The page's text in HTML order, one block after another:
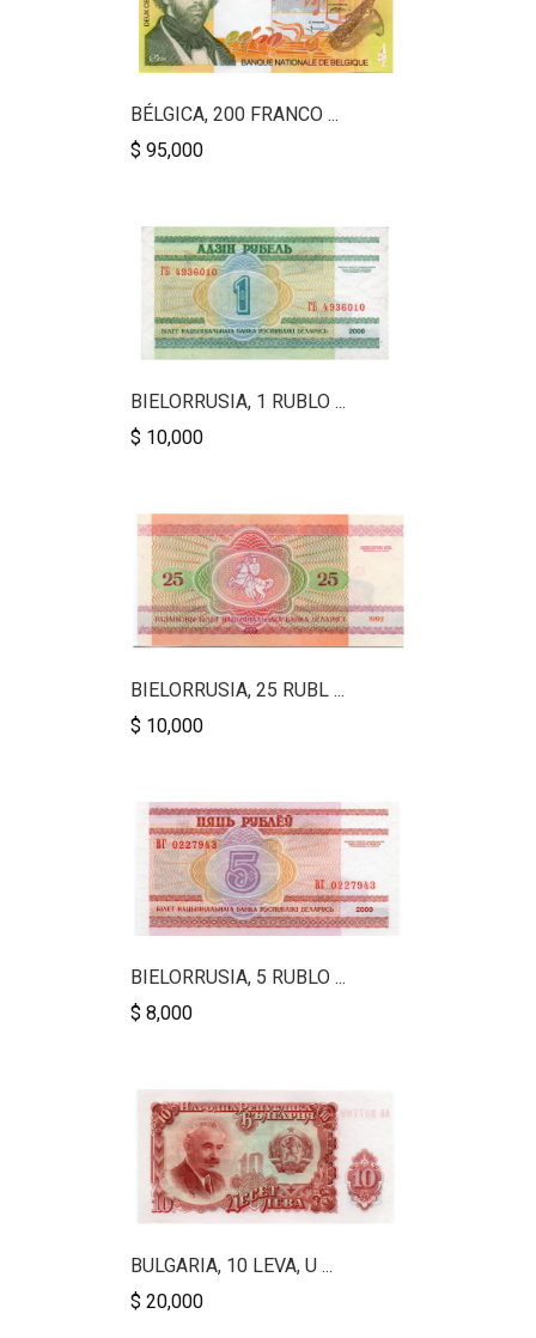
BÉLGICA, 200 FRANCO ...
$ 95,000
BIELORRUSIA, 1 RUBLO ...
$ 10,000
BIELORRUSIA, 25 RUBL ...
$ 10,000
BIELORRUSIA, 5 RUBLO ...
$ 8,000
BULGARIA, 10 LEVA, U ...
$ 20,000